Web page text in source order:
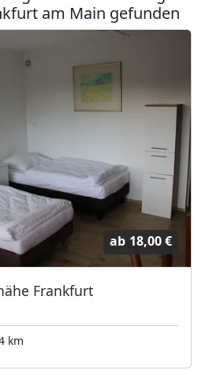
am Main gefunden
ab 18,00 €
Frankfurt
km